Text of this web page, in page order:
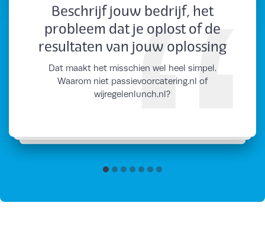
Beschrijf jouw bedrijf, het
probleem dat je oplost of de
resultaten van jouw oplossing
Dat maakt het misschien wel heel simpel.
Waarom niet passievoorcatering.nl of
wijregelenlunch.nl?